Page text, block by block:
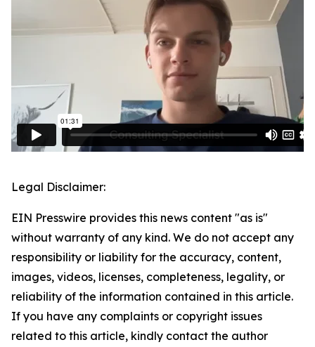
Legal Disclaimer:
EIN Presswire provides this news content "as is"
without warranty of any kind. We do not accept any
responsibility or liability for the accuracy, content,
images, videos, licenses, completeness, legality, or
reliability of the information contained in this article.
If you have any complaints or copyright issues
related to this article, kindly contact the author